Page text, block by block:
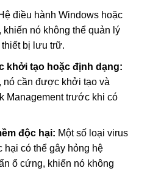
điều hành Windows hoặc
khiến nó không thể quản lý
bị lưu trữ.
khởi tạo hoặc định dạng:
cần được khởi tạo và
Management trước khi có
độc hại: Một số loại virus
hại có thể gây hỏng hệ
ổ cứng, khiến nó không